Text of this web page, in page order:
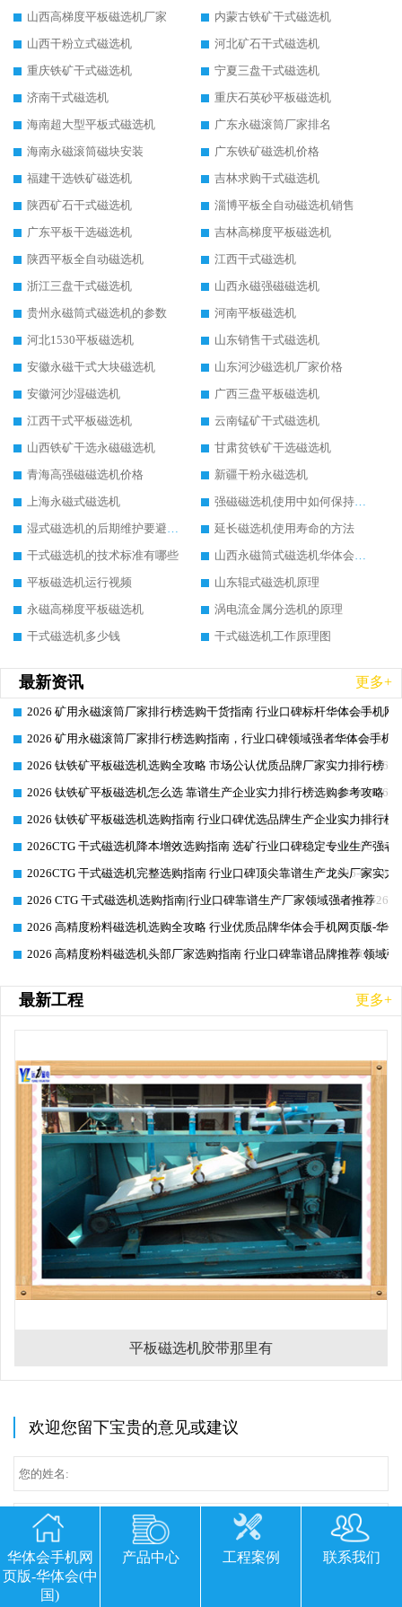
山西高梯度平板磁选机厂家
内蒙古铁矿干式磁选机
山西干粉立式磁选机
河北矿石干式磁选机
重庆铁矿干式磁选机
宁夏三盘干式磁选机
济南干式磁选机
重庆石英砂平板磁选机
海南超大型平板式磁选机
广东永磁滚筒厂家排名
海南永磁滚筒磁块安装
广东铁矿磁选机价格
福建干选铁矿磁选机
吉林求购干式磁选机
陕西矿石干式磁选机
淄博平板全自动磁选机销售
广东平板干选磁选机
吉林高梯度平板磁选机
陕西平板全自动磁选机
江西干式磁选机
浙江三盘干式磁选机
山西永磁强磁磁选机
贵州永磁筒式磁选机的参数
河南平板磁选机
河北1530平板磁选机
山东销售干式磁选机
安徽永磁干式大块磁选机
山东河沙磁选机厂家价格
安徽河沙湿磁选机
广西三盘平板磁选机
江西干式平板磁选机
云南锰矿干式磁选机
山西铁矿干选永磁磁选机
甘肃贫铁矿干选磁选机
青海高强磁磁选机价格
新疆干粉永磁选机
上海永磁式磁选机
强磁磁选机使用中如何保持其顺畅运行
湿式磁选机的后期维护要避开哪些坑
延长磁选机使用寿命的方法
干式磁选机的技术标准有哪些
山西永磁筒式磁选机华体会手机网页版-华体会(中国)
平板磁选机运行视频
山东辊式磁选机原理
永磁高梯度平板磁选机
涡电流金属分选机的原理
干式磁选机多少钱
干式磁选机工作原理图
最新资讯 更多+
2026-06-26
2026 矿用永磁滚筒厂家排行榜选购干货指南 行业口碑标杆华体会手机网
2026-06-26
2026 矿用永磁滚筒厂家排行榜选购指南，行业口碑领域强者华体会手机
2026-06-26
2026 钛铁矿平板磁选机选购全攻略 市场公认优质品牌厂家实力排行榜
2026-06-26
2026 钛铁矿平板磁选机怎么选 靠谱生产企业实力排行榜选购参考攻略
2026-06-26
2026 钛铁矿平板磁选机选购指南 行业口碑优选品牌生产企业实力排行榜
2026-06-26
2026CTG 干式磁选机降本增效选购指南 选矿行业口碑稳定专业生产强者
2026-06-26
2026CTG 干式磁选机完整选购指南 行业口碑顶尖靠谱生产龙头厂家实力
2026-06-26
2026 CTG 干式磁选机选购指南|行业口碑靠谱生产厂家领域强者推荐
2026-06-26
2026 高精度粉料磁选机选购全攻略 行业优质品牌华体会手机网页版-华
2026-06-26
2026 高精度粉料磁选机头部厂家选购指南 行业口碑靠谱品牌推荐 领域
最新工程 更多+
平板磁选机胶带那里有
欢迎您留下宝贵的意见或建议
华体会手机网
页版-华体会(中
国)
产品中心 工程案例 联系我们